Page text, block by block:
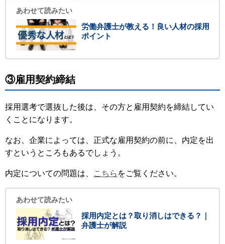
あわせて読みたい
労働弁護士が教える！良い人材の採用
ポイント
③雇用契約締結
採用選考で選抜した後は、その方と雇用契約を締結してい
くことになります。
なお、企業によっては、正式な雇用契約の前に、内定を出
すというところもあるでしょう。
内定についての問題は、 こちら をご覧ください。
あわせて読みたい
採用内定とは？取り消しはできる？｜
弁護士が解説